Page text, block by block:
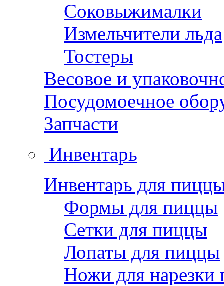
Соковыжималки
Измельчители льда
Тостеры
Весовое и
Посудомоечное
Запчасти
Инвентарь
Инвентарь для
Формы для пиццы
Сетки для пиццы
Лопаты для пиццы
Ножи для нарезки